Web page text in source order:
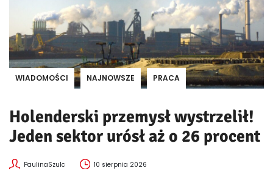
WIADOMOŚCI NAJNOWSZE PRACA
Holenderski przemysł wystrzelił!
Jeden sektor urósł aż o 26 procent
PaulinaSzulc 10 sierpnia 2026